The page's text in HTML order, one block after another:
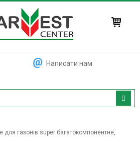
Написати нам
для газонів super багатокомпонентне,